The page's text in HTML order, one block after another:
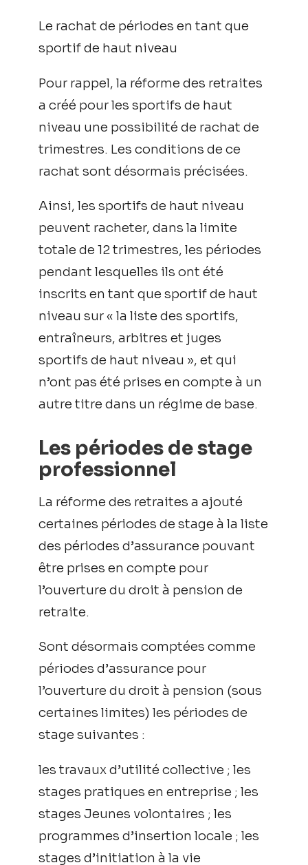
Le rachat de périodes en tant que
sportif de haut niveau
Pour rappel, la réforme des retraites
a créé pour les sportifs de haut
niveau une possibilité de rachat de
trimestres. Les conditions de ce
rachat sont désormais précisées.
Ainsi, les sportifs de haut niveau
peuvent racheter, dans la limite
totale de 12 trimestres, les périodes
pendant lesquelles ils ont été
inscrits en tant que sportif de haut
niveau sur « la liste des sportifs,
entraîneurs, arbitres et juges
sportifs de haut niveau », et qui
n’ont pas été prises en compte à un
autre titre dans un régime de base.
Les périodes de stage
professionnel
La réforme des retraites a ajouté
certaines périodes de stage à la liste
des périodes d’assurance pouvant
être prises en compte pour
l’ouverture du droit à pension de
retraite.
Sont désormais comptées comme
périodes d’assurance pour
l’ouverture du droit à pension (sous
certaines limites) les périodes de
stage suivantes :
les travaux d’utilité collective ; les
stages pratiques en entreprise ; les
stages Jeunes volontaires ; les
programmes d’insertion locale ; les
stages d’initiation à la vie